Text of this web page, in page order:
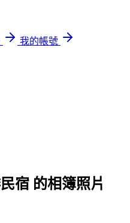
我的帳號
宿 的相簿照片